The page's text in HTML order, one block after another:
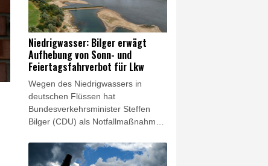
Bundesanwaltschaft am
Donnerstagabend. Die Behörde
habe die Ermittlungen "wegen der
besonderen Bedeutung des Falles"
von der Generalstaatsanwaltschaft
Dresden übernommen.
Niedrigwasser: Bilger erwägt
Aufhebung von Sonn- und
Feiertagsfahrverbot für Lkw
Wegen des Niedrigwassers in
deutschen Flüssen hat
Bundesverkehrsminister Steffen
Bilger (CDU) als Notfallmaßnahme
des Sonn- und Feiertagsfahrverbots
für Lastwagen ins Spiel gebracht.